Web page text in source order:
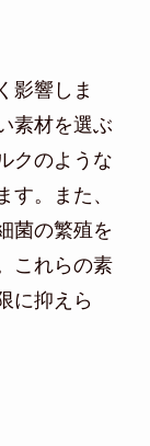
影響しま
素材を選ぶ
クのような
す。また、
菌の繁殖を
これらの素
に抑えら